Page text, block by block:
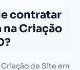
contratar
Criação
de Site em